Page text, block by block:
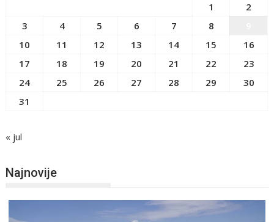
1
2
3
4 5 6 7 8
10
11 12 13 14 15
16
17
18 19 20 21 22
23
24
25 26 27 28 29
30
31
« jul
Najnovije